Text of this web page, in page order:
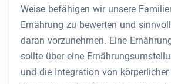
Weise befähigen wir unsere
Ernährung zu bewerten und
daran vorzunehmen. Eine
sollte über eine
und die Integration von